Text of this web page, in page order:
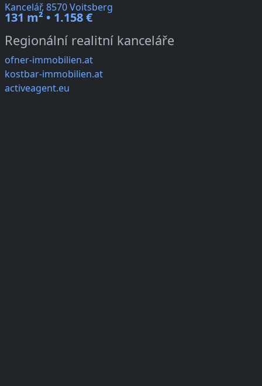
Kancelář, 8570 Voitsberg
131 m² • 1.158 €
Regionální realitní kanceláře
ofner-immobilien.at
kostbar-immobilien.at
activeagent.eu